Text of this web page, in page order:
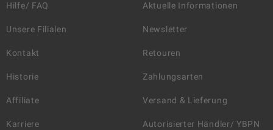
Hilfe/ FAQ
Unsere Filialen
Kontakt
Historie
Affiliate
Karriere
Aktuelle Informationen
Newsletter
Retouren
Zahlungsarten
Versand & Lieferung
Autorisierter Händler/ YBPN